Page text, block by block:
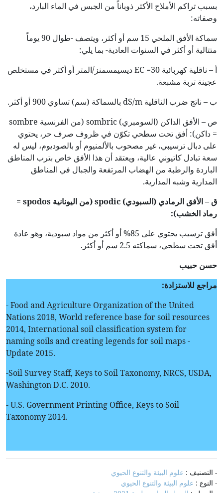
بسبب تراكم الأملاح الأكثر ذوباناً من الجبس في الماء البارد،
وصفاته:
سماكة الأفق الملحي 15 سم أو أكثر، ويتصف -طوال 90 يوماً
متتالية أو أكثر في السنوات العادية- بما يلي:
أ – ناقلية كهربائية EC =30 ديسيمسمنز/المتر أو أكثر في مستخلص
عجينة تربة مشبعة.
ب – ناتج ضرب الناقلية dS/m بالسماكة (سم) تساوي 900 أو أكثر.
ص – الأفق الداكن (السومبري) sombric (من الفرنسية sombre
= داكن): أفق تحت سطحي تكوّن في ظروف صرف حر، يحتوي
على دبال ترسيبي، غير مصحوب بالألمنيوم أو بالصوديوم، ليس له
سعة تبادل كاتيوني عالية، ويعتقد أن هذا الأفق خاص بترب المناطق
الباردة والرطبة من الهضاب المرتفعة والجبال في المناطق
المدارية وشبه المدارية.
ق – الأفق الرمادي (السبودي) spodic(من اليونانية spodos
=
رماد الخشب):
أفق ترسيب يحتوي على 85% أو أكثر من مواد سبودية، وهو عادة
أفق تحت سطحي، سماكته 2.5 سم أو أكثر.
حسن حبيب
مراجع للاستزادة:
- Food and Agriculture Organization of the United
Nations 2018, World reference base for soil resources
2014, International soil classification system for
naming soils and creating legends for soil maps -
Update 2015.
-Soil Survey Staff, Keys to Soil Taxonomy, NRCS, USDA,
Washington D.C. 2010.
- U.S. Government Printing Office, Keys to Soil
Taxonomy 2014.
- التصنيف : علوم البيئة والتنوع الحيوي
- النوع : علوم البيئة والتنوع الحيوي